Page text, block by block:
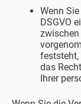
Wenn
DSGVO
zwischen
feststeht,
das
Ihrer